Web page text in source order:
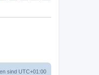
sind UTC+01:00